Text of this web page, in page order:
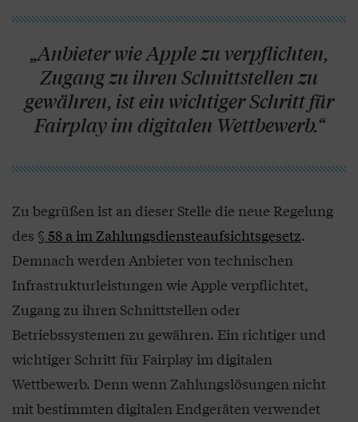
„Anbieter wie Apple zu verpflichten,
Zugang zu ihren Schnittstellen zu
gewähren, ist ein wichtiger Schritt für
Fairplay im digitalen Wettbewerb.“
Zu begrüßen ist an dieser Stelle die neue Regelung
des § 58 a im Zahlungsdiensteaufsichtsgesetz.
Demnach werden Anbieter von technischen
Infrastrukturleistungen wie Apple verpflichtet,
Zugang zu ihren Schnittstellen oder
Betriebssystemen zu gewähren. Ein richtiger und
wichtiger Schritt für Fairplay im digitalen
Wettbewerb. Denn wenn Zahlungslösungen nicht
mit bestimmten digitalen Endgeräten verwendet